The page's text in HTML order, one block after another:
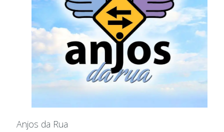
Anjos da Rua